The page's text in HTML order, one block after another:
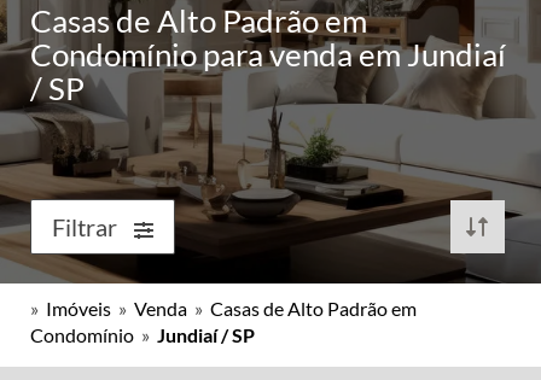
Casas de Alto Padrão em
Condomínio para venda em Jundiaí
/ SP
Filtrar
» Imóveis » Venda » Casas de Alto Padrão em
Condomínio » Jundiaí / SP